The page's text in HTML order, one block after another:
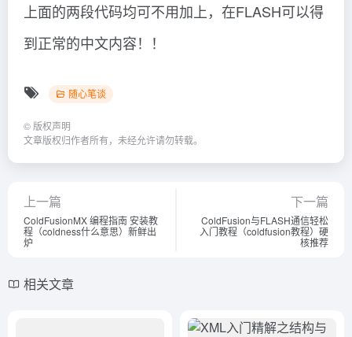
上面的两段代码均可不用加上，在FLASH可以得
到正常的中文内容！！
随心笔谈
© 版权声明
文章版权归作者所有，未经允许请勿转载。
上一篇
ColdFusionMX 编程指南 安装教
程（coldness什么意思）新鲜出
炉
下一篇
ColdFusion与FLASH通信轻松
入门教程（coldfusion教程）硬
核推荐
相关文章